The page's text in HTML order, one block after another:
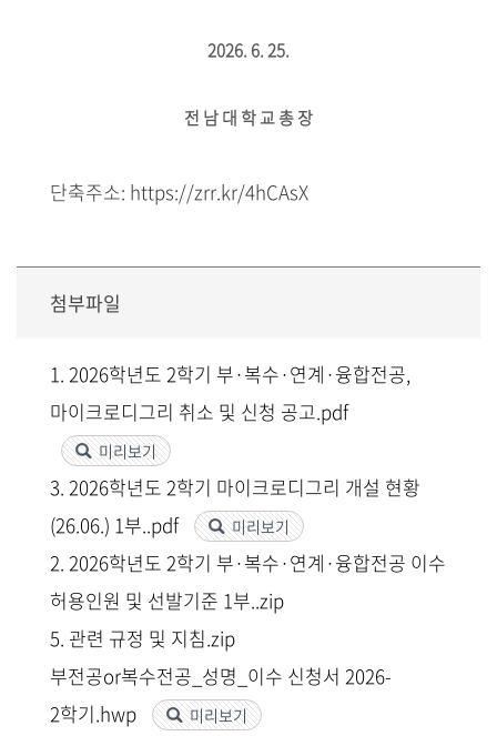
2026. 6. 25.
전 남 대 학 교 총 장
단축주소: https://zrr.kr/4hCAsX
첨부파일
1. 2026학년도 2학기 부·복수·연계·융합전공,
마이크로디그리 취소 및 신청 공고.pdf
미리보기
3. 2026학년도 2학기 마이크로디그리 개설 현황
(26.06.) 1부..pdf
미리보기
2. 2026학년도 2학기 부·복수·연계·융합전공 이수
허용인원 및 선발기준 1부..zip
5. 관련 규정 및 지침.zip
부전공or복수전공_성명_이수 신청서 2026-
2학기.hwp
미리보기